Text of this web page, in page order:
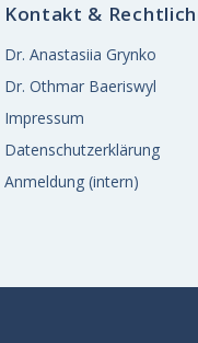
Kontakt &
Dr. Anastasiia Grynko
Dr. Othmar Baeriswyl
Impressum
Datenschutzerklärung
Anmeldung (intern)